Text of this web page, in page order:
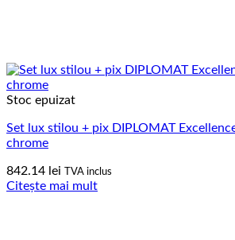
Stoc epuizat
Set lux stilou + pix DIPLOMAT
chrome
842.14 lei TVA inclus
Citește mai mult